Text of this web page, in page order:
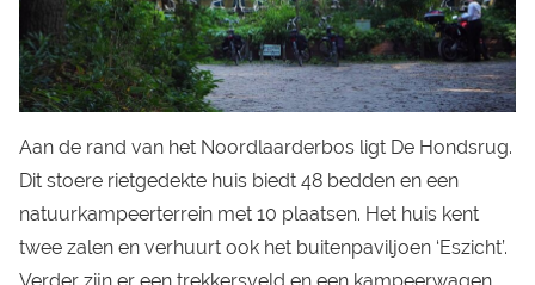
Aan de rand van het Noordlaarderbos ligt De Hondsrug.
Dit stoere rietgedekte huis biedt 48 bedden en een
natuurkampeerterrein met 10 plaatsen. Het huis kent
twee zalen en verhuurt ook het buitenpaviljoen ‘Eszicht’.